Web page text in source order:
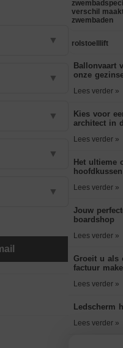
▼
▼
▼
▼
▼
verschil
zwembaden
rolstoelllift
Ballonvaart
onze
Lees verder »
Kies voor
architect in
Lees verder »
Het ultieme
Lees verder »
Jouw
boardshop
Lees verder »
Groeit u als
factuur
Lees verder »
Ledscherm
Lees verder »